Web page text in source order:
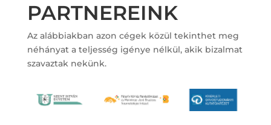
PARTNEREINK
Az alábbiakban azon cégek közül tekinthet meg
néhányat a teljesség igénye nélkül, akik bizalmat
szavaztak nekünk.